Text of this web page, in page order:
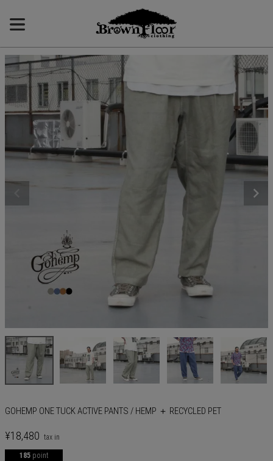
GOHEMP ONE TUCK ACTIVE PANTS / HEMP ＋ RECYCLED PET
¥18,480
185 point